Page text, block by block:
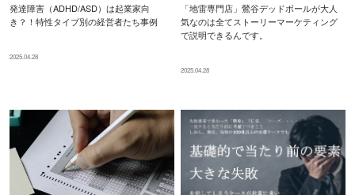
発達障害（ADHD/ASD）は起業家向
き？！特性タイプ別の経営者たち事例
2025.04.28
「地雷専門店」鶯谷デッドボールが大人
気なのは全てストーリーマーケティング
で説明できるんです。
2025.04.28